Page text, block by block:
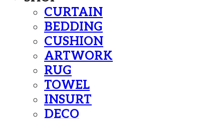
CURTAIN
BEDDING
CUSHION
ARTWORK
RUG
TOWEL
INSURT
DECO